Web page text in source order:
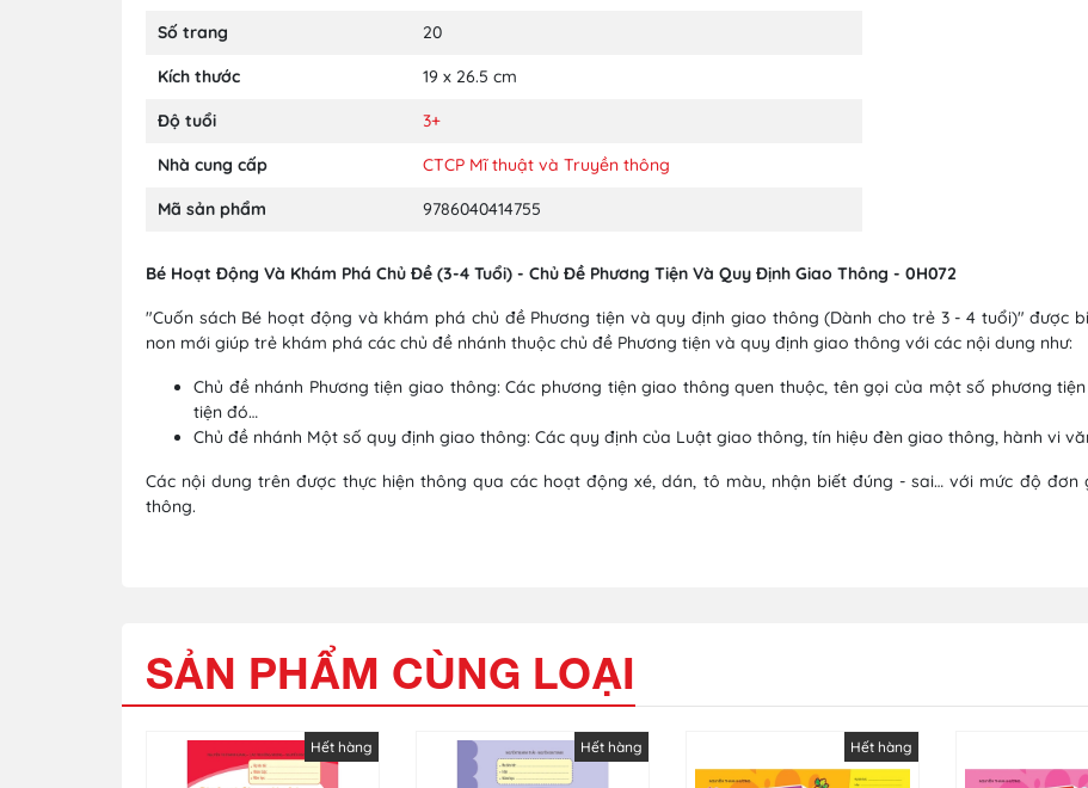
Số trang 20
Kích thước 19 x 26.5 cm
Độ tuổi 3+
Nhà cung cấp CTCP Mĩ thuật và Truyền thông
Mã sản phẩm 9786040414755
Bé Hoạt Động Và Khám Phá Chủ Đề (3-4 Tuổi) - Chủ Đề Phương Tiện Và Quy Định Giao Thông - 0H072
"Cuốn sách Bé hoạt động và khám phá chủ đề Phương tiện và quy định giao thông (Dành cho trẻ 3 - 4 tuổi)" được
non mới giúp trẻ khám phá các chủ đề nhánh thuộc chủ đề Phương tiện và quy định giao thông với các nội dung như:
Chủ đề nhánh Phương tiện giao thông: Các phương tiện giao thông quen thuộc, tên gọi của một số phương
tiện đó…
Chủ đề nhánh Một số quy định giao thông: Các quy định của Luật giao thông, tín hiệu đèn giao thông, hành vi
Các nội dung trên được thực hiện thông qua các hoạt động xé, dán, tô màu, nhận biết đúng - sai… với mức độ
thông.
SẢN PHẨM CÙNG LOẠI
Hết hàng Hết hàng Hết hàng